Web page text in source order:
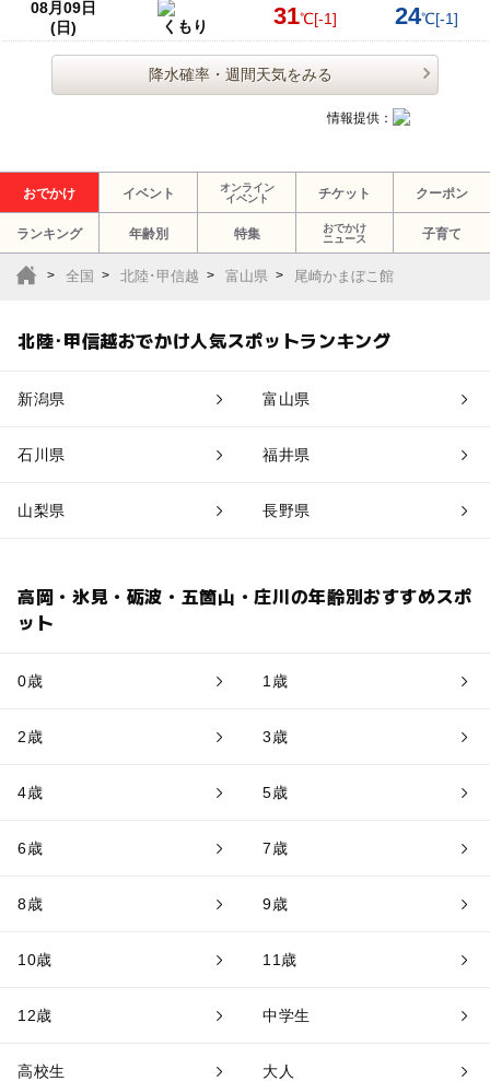
08月09日
(日)
くもり 31℃[-1] 24℃[-1]
降水確率・週間天気をみる
情報提供：
おでかけ イベント
オンライン
イベント
チケット クーポン
ランキング 年齢別 特集
おでかけ
ニュース
子育て
全国 北陸･甲信越 富山県 尾崎かまぼこ館
北陸･甲信越おでかけ人気スポットランキング
新潟県 富山県
石川県 福井県
山梨県 長野県
高岡・氷見・砺波・五箇山・庄川の年齢別おすすめスポ
ット
0歳 1歳
2歳 3歳
4歳 5歳
6歳 7歳
8歳 9歳
10歳 11歳
12歳 中学生
高校生 大人